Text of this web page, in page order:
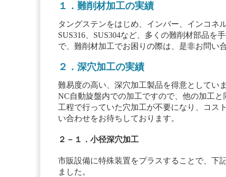
１．難削材加工の実績
タングステンをはじめ、インバー、インコネ
SUS316、SUS304など、多くの難削材部品を
で、難削材加工でお困りの際は、是非お問い
２．深穴加工の実績
難易度の高い、深穴加工製品を得意としてい
NC自動旋盤内での加工ですので、他の加工
工程で行っていた穴加工が不要になり、コス
い合わせをお待ちしております。
２－１．小径深穴加工
市販設備に特殊装置をプラスすることで、下
ました。